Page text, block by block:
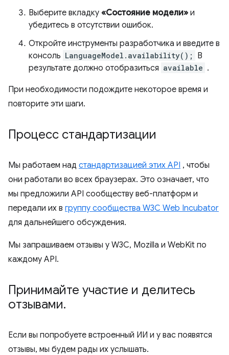
Выберите вкладку «Состояние модели» и
убедитесь в отсутствии ошибок.
Откройте инструменты разработчика и введите в
консоль LanguageModel.availability();
В
результате должно отобразиться available .
При необходимости подождите некоторое время и
повторите эти шаги.
Процесс стандартизации
Мы работаем над стандартизацией этих API , чтобы
они работали во всех браузерах. Это означает, что
мы предложили API сообществу веб-платформ и
передали их в группу сообщества W3C Web Incubator
для дальнейшего обсуждения.
Мы запрашиваем отзывы у W3C, Mozilla и WebKit по
каждому API.
Принимайте участие и делитесь
отзывами.
Если вы попробуете встроенный ИИ и у вас появятся
отзывы, мы будем рады их услышать.